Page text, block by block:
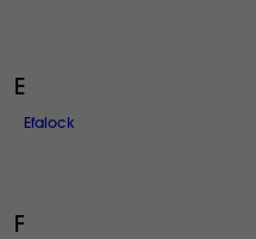
E
Efalock
F